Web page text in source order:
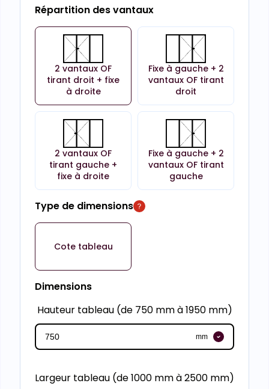
Répartition des vantaux
2 vantaux OF
tirant droit + fixe
à droite
Fixe à gauche + 2
vantaux OF tirant
droit
2 vantaux OF
tirant gauche +
fixe à droite
Fixe à gauche + 2
vantaux OF tirant
gauche
Type de dimensions
Cote tableau
Dimensions
Hauteur tableau (de 750 mm à 1950 mm)
mm
Largeur tableau (de 1000 mm à 2500 mm)